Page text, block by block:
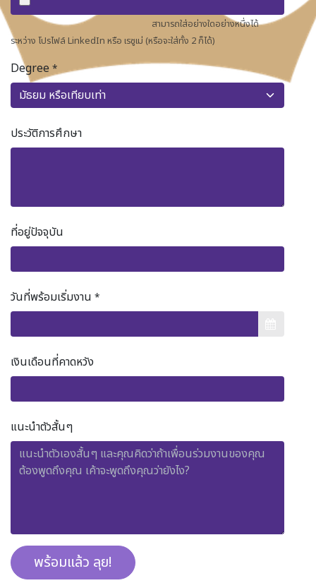
สามารถใส่อย่างใดอย่างหนึ่งได้
ระหว่าง โปรไฟล์ LinkedIn หรือ เรซูเม่ (หรือจะใส่ทั้ง 2 ก็ได้)
Degree *
ประวัติการศึกษา
ที่อยู่ปัจจุบัน
วันที่พร้อมเริ่มงาน *
เงินเดือนที่คาดหวัง
แนะนำตัวสั้นๆ
พร้อมแล้ว ลุย!